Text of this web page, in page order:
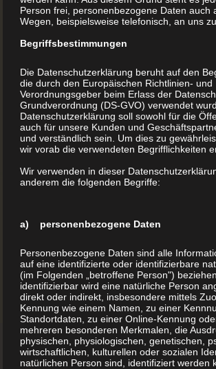
Person frei, personenbezogene Daten auch
Wegen, beispielsweise telefonisch, an uns
Begriffsbestimmungen
Die Datenschutzerklärung beruht auf den
die durch den Europäischen Richtlinien- und
Verordnungsgeber beim Erlass der
Grundverordnung (DS-GVO) verwendet
Datenschutzerklärung soll sowohl für die
auch für unsere Kunden und
und verständlich sein. Um dies zu
wir vorab die verwendeten Begrifflichkeiten
Wir verwenden in dieser
anderem die folgenden Begriffe:
a) personenbezogene Daten
Personenbezogene Daten sind alle
auf eine identifizierte oder identifizierbare
(im Folgenden „betroffene Person")
identifizierbar wird eine natürliche Person
direkt oder indirekt, insbesondere mittels
Kennung wie einem Namen, zu einer
Standortdaten, zu einer Online-Kennung
mehreren besonderen Merkmalen, die
physischen, physiologischen, genetischen,
wirtschaftlichen, kulturellen oder sozialen
natürlichen Person sind, identifiziert werden